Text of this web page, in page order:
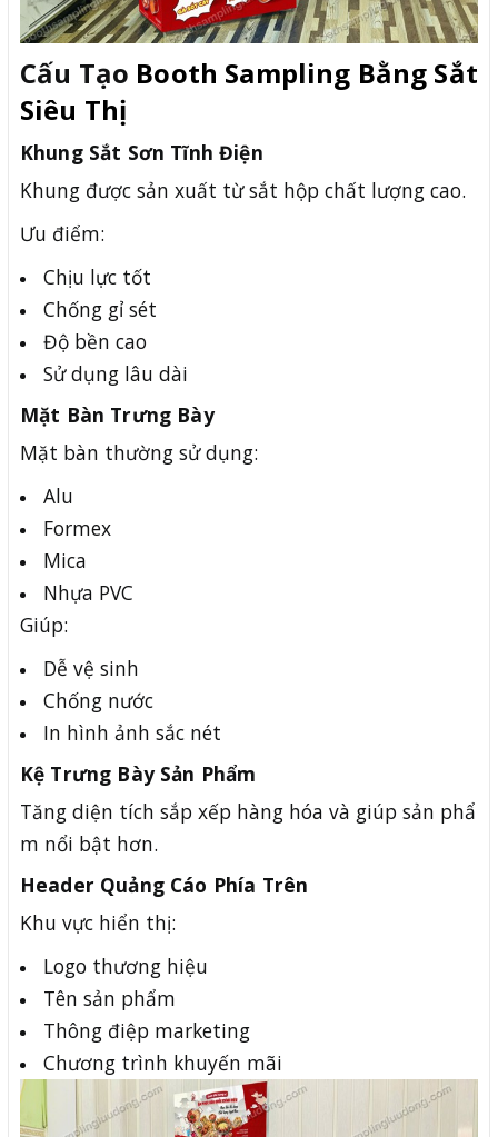
Cấu Tạo Booth Sampling Bằng Sắt
Siêu Thị
Khung Sắt Sơn Tĩnh Điện
Khung được sản xuất từ sắt hộp chất lượng cao.
Ưu điểm:
Chịu lực tốt
Chống gỉ sét
Độ bền cao
Sử dụng lâu dài
Mặt Bàn Trưng Bày
Mặt bàn thường sử dụng:
Alu
Formex
Mica
Nhựa PVC
Giúp:
Dễ vệ sinh
Chống nước
In hình ảnh sắc nét
Kệ Trưng Bày Sản Phẩm
Tăng diện tích sắp xếp hàng hóa và giúp sản phẩ
m nổi bật hơn.
Header Quảng Cáo Phía Trên
Khu vực hiển thị:
Logo thương hiệu
Tên sản phẩm
Thông điệp marketing
Chương trình khuyến mãi